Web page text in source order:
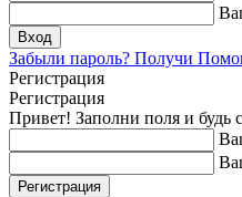
Забыли пароль? Получи
Регистрация
Регистрация
Привет! Заполни поля и будь